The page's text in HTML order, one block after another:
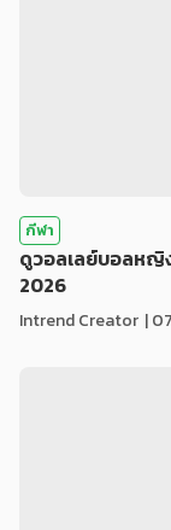
กีฬา
ดูวอลเลย์บอลหญิ
2026
Intrend Creator |